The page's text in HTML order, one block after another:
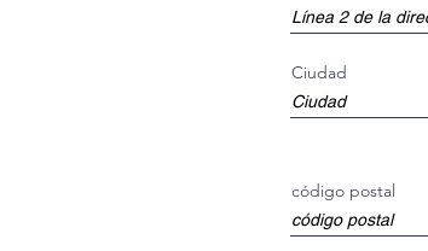
Ciudad
código postal